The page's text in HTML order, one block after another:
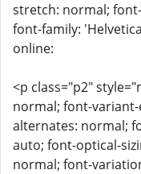
stretch: normal;
font-family:
online:
<p class="p2"
normal; font-
alternates: normal;
auto; font-optical-
normal; font-